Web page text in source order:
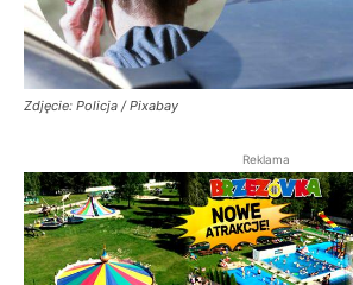
Zdjęcie: Policja / Pixabay
Reklama